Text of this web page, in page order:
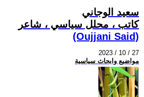
سعيد الوجاني
كاتب ، محلل سياسي ، شاعر
(Oujjani Said)
2023 / 10 / 27
مواضيع وابحاث سياسية